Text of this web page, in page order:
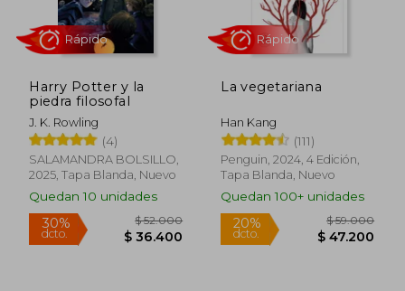
Rápido
Harry Potter y la
piedra filosofal
J. K. Rowling
(4)
SALAMANDRA BOLSILLO,
2025, Tapa Blanda, Nuevo
Quedan 10 unidades
La vegetariana
Han Kang
(111)
Penguin, 2024, 4 Edición,
Tapa Blanda, Nuevo
Quedan 100+ unidades